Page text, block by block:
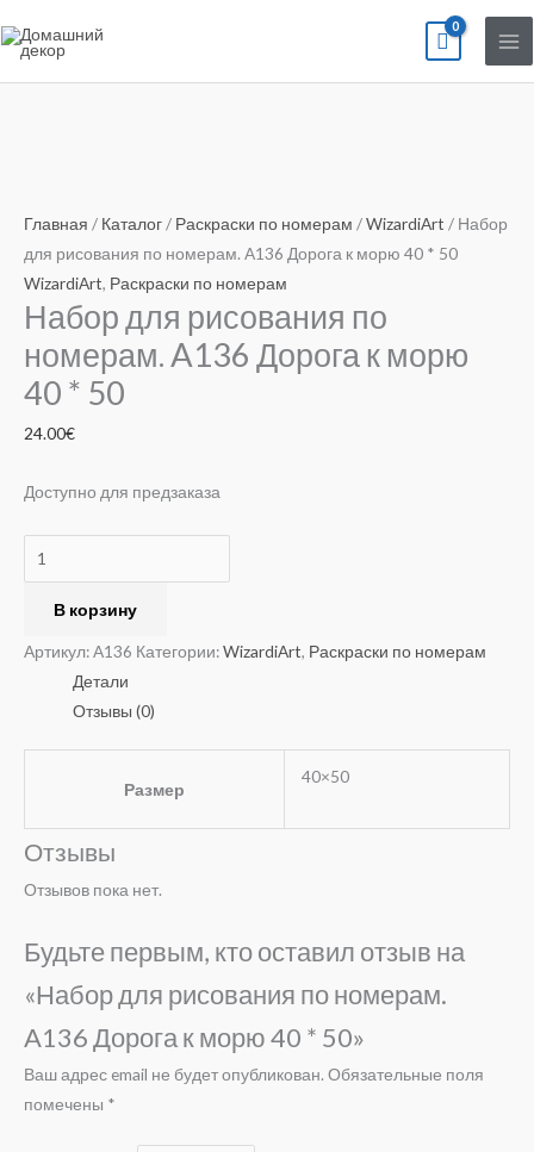
к
Главная / Каталог/ Раскраски по номерам /WizardiArt / Набор
для рисования по номерам. A136 Дорога к морю 40 * 50
WizardiArt, Раскраски по номерам
Набор для рисования по
номерам. A136 Дорога к морю
40 * 50
24.00€
Доступно для предзаказа
Набор
для
рисования
по
A136
Дорога
к
40
50
В корзину
Артикул:A136 Категории:WizardiArt, Раскраски по номерам
Детали
Отзывы (0)
Размер
40×50
Отзывы
Отзывов пока нет.
Будьте первым, кто оставил отзыв на
«Набор для рисования по номерам.
A136 Дорога к морю 40 * 50»
Ваш адрес email не будет опубликован. Обязательные поля
помечены *